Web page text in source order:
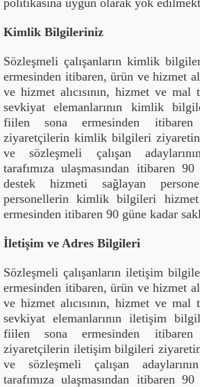
politikasına uygun olarak yok
Kimlik Bilgileriniz
Sözleşmeli çalışanların kimlik
ermesinden itibaren, ürün ve hizmet
ve hizmet alıcısının, hizmet ve mal
sevkiyat elemanlarının kimlik
fiilen sona ermesinden
ziyaretçilerin kimlik bilgileri
ve sözleşmeli çalışan
tarafımıza ulaşmasından itibaren
destek hizmeti sağlayan
personellerin kimlik bilgileri hizmet
ermesinden itibaren 90 güne kadar
İletişim ve Adres Bilgileri
Sözleşmeli çalışanların iletişim
ermesinden itibaren, ürün ve hizmet
ve hizmet alıcısının, hizmet ve mal
sevkiyat elemanlarının iletişim
fiilen sona ermesinden
ziyaretçilerin iletişim bilgileri
ve sözleşmeli çalışan
tarafımıza ulaşmasından itibaren